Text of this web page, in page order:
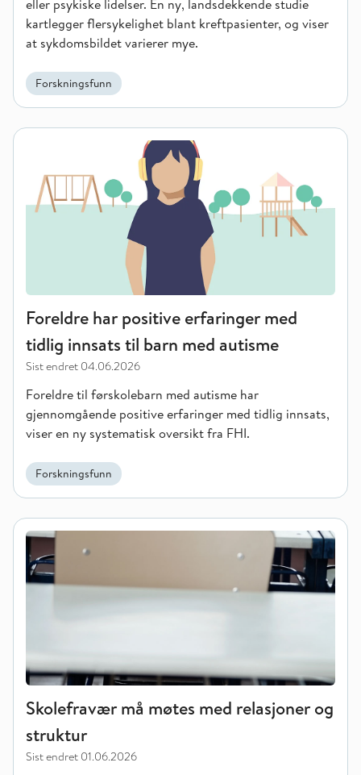
eller psykiske lidelser. En ny, landsdekkende studie
kartlegger flersykelighet blant kreftpasienter, og viser
at sykdomsbildet varierer mye.
Forskningsfunn
Foreldre har positive erfaringer med tidlig innsats til barn
Foreldre har positive erfaringer med
tidlig innsats til barn med autisme
Sist endret 04.06.2026
Foreldre til førskolebarn med autisme har
gjennomgående positive erfaringer med tidlig innsats,
viser en ny systematisk oversikt fra FHI.
Forskningsfunn
Skolefravær må møtes med relasjoner og struktur
Skolefravær må møtes med relasjoner og
struktur
Sist endret 01.06.2026